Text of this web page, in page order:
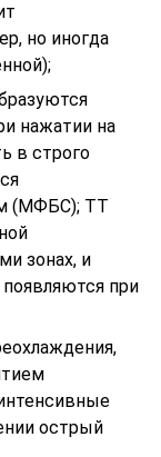
но иногда
нажатии на
в строго
(МФБС); ТТ
зонах, и
при
острый